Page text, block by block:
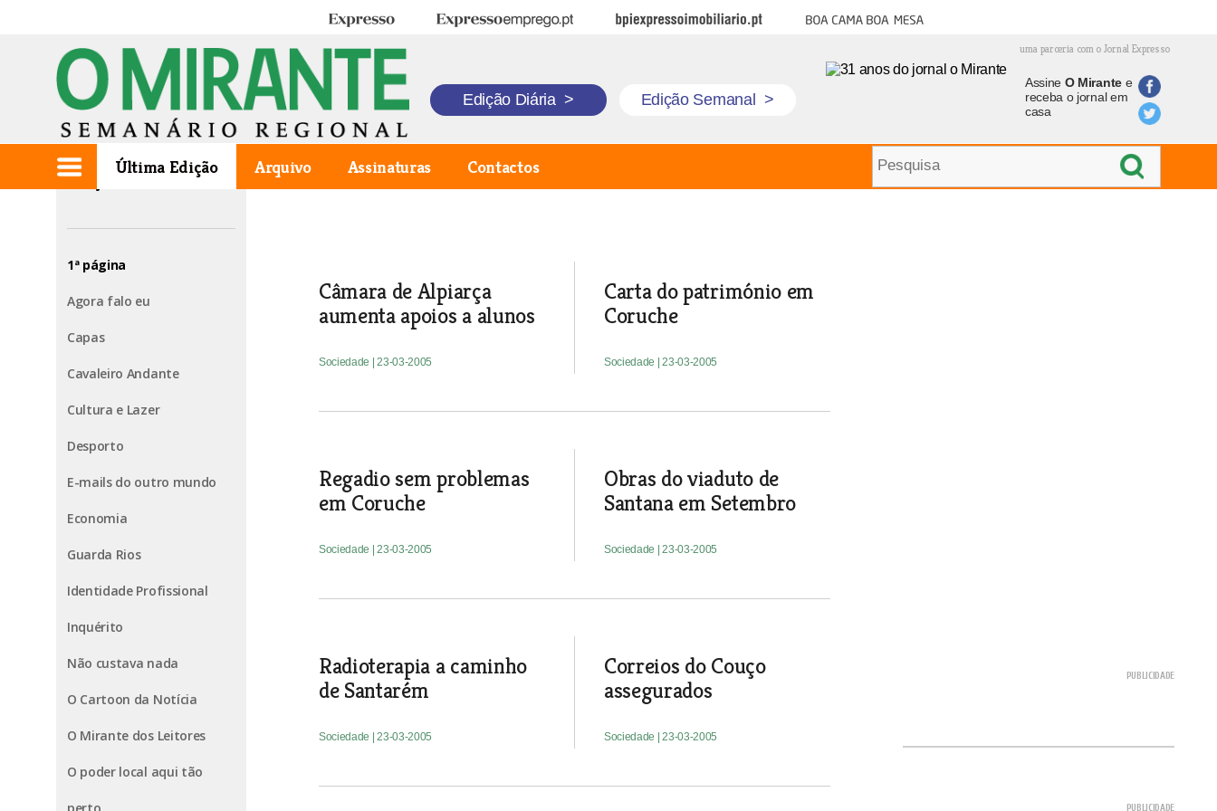
Expresso Expresso Emprego BPI Expresso Imobiliário Boa cama boa mesa
uma parceria com o Jornal Expresso
Edição Diária > Edição Semanal >
Assine O Mirantee
receba o jornal em
casa
Última Edição Arquivo Assinaturas Contactos
Edição de 2005.03.24
1ª página
Agora falo eu
Capas
Cavaleiro Andante
Cultura e Lazer
Desporto
E-mails do outro mundo
Economia
Guarda Rios
Identidade Profissional
Inquérito
Não custava nada
O Cartoon da Notícia
O Mirante dos Leitores
O poder local aqui tão
Câmara de Alpiarça
aumenta apoios a alunos
Sociedade | 23-03-2005
Carta do património em
Coruche
Sociedade | 23-03-2005
Regadio sem problemas
em Coruche
Sociedade | 23-03-2005
Obras do viaduto de
Santana em Setembro
Sociedade | 23-03-2005
Radioterapia a caminho
de Santarém
Sociedade | 23-03-2005
Correios do Couço
assegurados
Sociedade | 23-03-2005